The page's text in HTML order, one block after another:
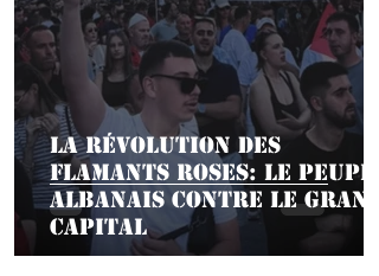
La révolution des
flamants roses: le peuple
albanais contre le grand
capital